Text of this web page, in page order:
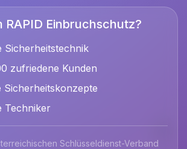
RAPID Einbruchschutz?
Sicherheitstechnik
zufriedene Kunden
Sicherheitskonzepte
Techniker
Schlüsseldienst-Verband